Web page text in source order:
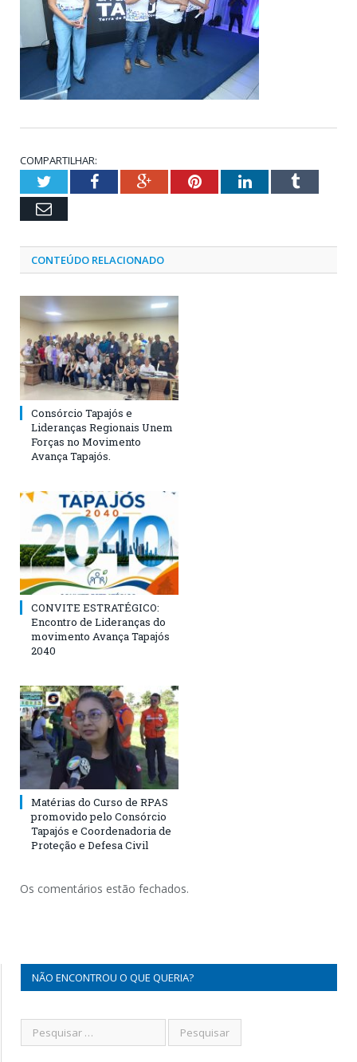
COMPARTILHAR:
TwitterFacebookGoogle+PinterestLinkedInTumblr
Email
CONTEÚDO RELACIONADO
Consórcio Tapajós e
Lideranças Regionais Unem
Forças no Movimento
Avança Tapajós.
CONVITE ESTRATÉGICO:
Encontro de Lideranças do
movimento Avança Tapajós
2040
Matérias do Curso de RPAS
promovido pelo Consórcio
Tapajós e Coordenadoria de
Proteção e Defesa Civil
Os comentários estão fechados.
NÃO ENCONTROU O QUE QUERIA?